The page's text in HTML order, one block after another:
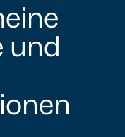
und